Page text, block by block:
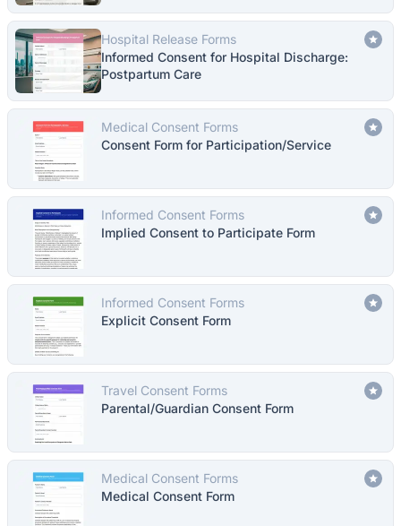
Hospital Release Forms
Informed Consent for Hospital Discharge:
Postpartum Care
Medical Consent Forms
Consent Form for Participation/Service
Informed Consent Forms
Implied Consent to Participate Form
Informed Consent Forms
Explicit Consent Form
Travel Consent Forms
Parental/Guardian Consent Form
Medical Consent Forms
Medical Consent Form